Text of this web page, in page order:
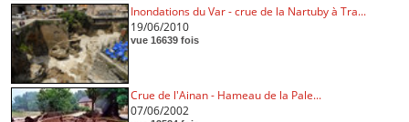
Inondations du Var - crue de la Nartuby à Tra...
19/06/2010
vue 16639 fois
Crue de l'Ainan - Hameau de la Pale...
07/06/2002